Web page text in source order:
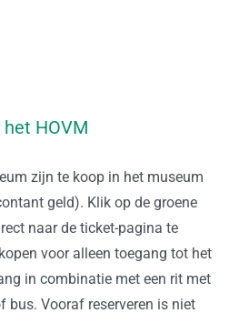
HOVM
zijn te koop in het museum
geld). Klik op de groene
naar de ticket-pagina te
voor alleen toegang tot het
in combinatie met een rit met
bus. Vooraf reserveren is niet